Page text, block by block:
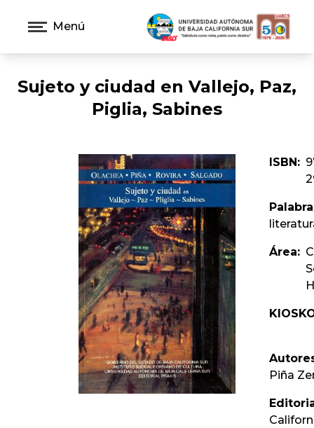
Menú
Sujeto y ciudad en Vallejo, Paz,
Piglia, Sabines
ISBN:
Área:
Piña